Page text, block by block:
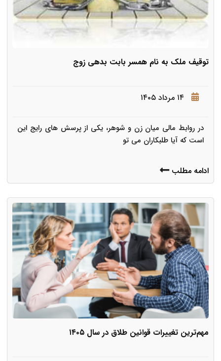
توقیف ملک به نام همسر بابت بدهی زوج
۱۴ مرداد ۱۴۰۵
در روابط مالی میان زن و شوهر، یکی از پرسش های رایج این
است که آیا طلبکاران می تو
ادامه مطلب
مهم‌ترین تغییرات قوانین طلاق در سال ۱۴۰۵